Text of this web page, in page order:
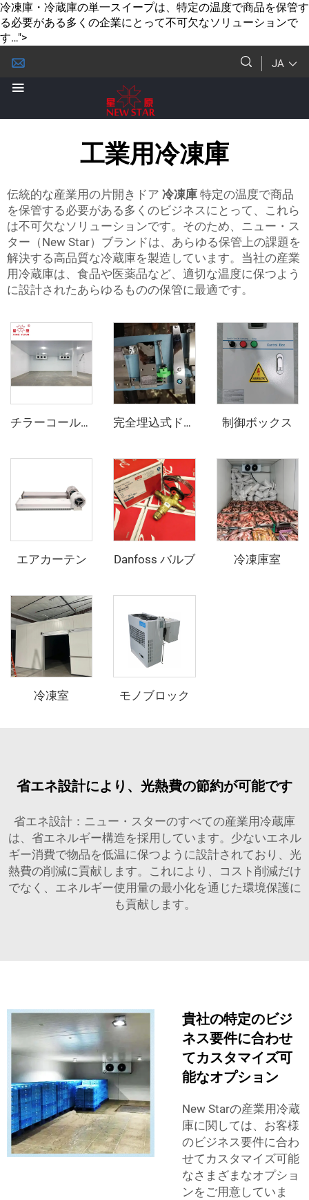
冷凍庫・冷蔵庫の単一スイープは、特定の温度で商品を保管す
る必要がある多くの企業にとって不可欠なソリューションで
す…">
JA
工業用冷凍庫
伝統的な産業用の片開きドア 冷凍庫 特定の温度で商品
を保管する必要がある多くのビジネスにとって、これら
は不可欠なソリューションです。そのため、ニュー・ス
ター（New Star）ブランドは、あらゆる保管上の課題を
解決する高品質な冷蔵庫を製造しています。当社の産業
用冷蔵庫は、食品や医薬品など、適切な温度に保つよう
に設計されたあらゆるものの保管に最適です。
チラーコールドルーム 完全埋込式ドアヒンジとドアオープナー 制御ボックス
エアカーテン Danfoss バルブ 冷凍庫室
冷凍室 モノブロック
省エネ設計により、光熱費の節約が可能です
省エネ設計：ニュー・スターのすべての産業用冷蔵庫
は、省エネルギー構造を採用しています。少ないエネル
ギー消費で物品を低温に保つように設計されており、光
熱費の削減に貢献します。これにより、コスト削減だけ
でなく、エネルギー使用量の最小化を通じた環境保護に
も貢献します。
貴社の特定のビジ
ネス要件に合わせ
てカスタマイズ可
能なオプション
New Starの産業用冷蔵
庫に関しては、お客様
のビジネス要件に合わ
せてカスタマイズ可能
なさまざまなオプショ
ンをご用意していま